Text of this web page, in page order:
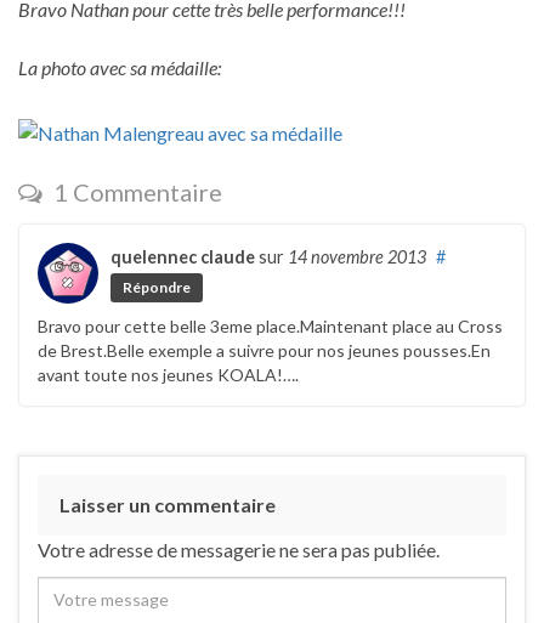
Bravo Nathan pour cette très belle performance!!!
La photo avec sa médaille:
1 Commentaire
quelennec claudesur 14 novembre 2013 #
Répondre
Bravo pour cette belle 3eme place.Maintenant place au Cross
de Brest.Belle exemple a suivre pour nos jeunes pousses.En
avant toute nos jeunes KOALA!….
Laisser un commentaire
Votre adresse de messagerie ne sera pas publiée.